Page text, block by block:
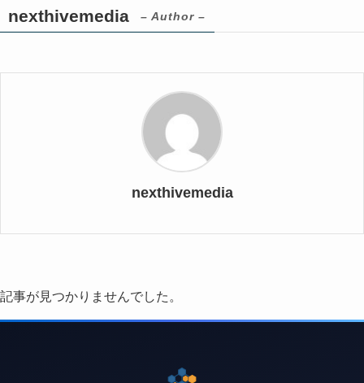
nexthivemedia – Author –
nexthivemedia
記事が見つかりませんでした。